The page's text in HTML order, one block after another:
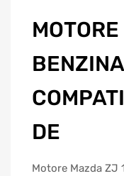
DE
Motore Mazda ZJ